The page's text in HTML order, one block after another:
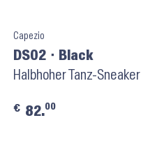
Capezio
DS02 ⬝ Black
Halbhoher Tanz-Sneaker
€ 82.00